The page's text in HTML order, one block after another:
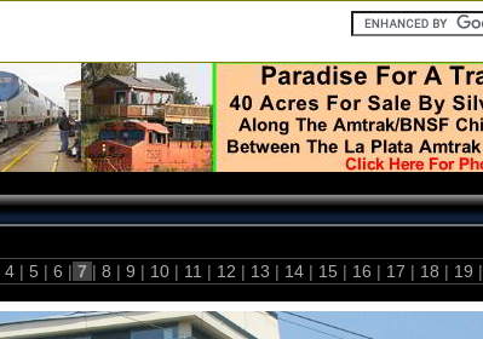
4 | 5 | 6 | 7 | 8 | 9 | 10 | 11 | 12 | 13 | 14 | 15 | 16 | 17 | 18 | 19 |